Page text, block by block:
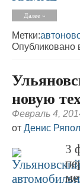
Далее »
Метки:
Опубликовано
новую
Февраль 4,
от Денис
3